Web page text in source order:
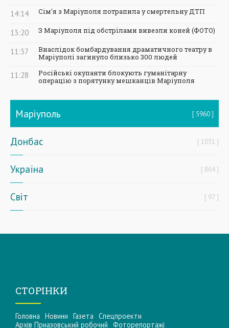
14:14 Сім'я з Маріуполя потрапила у смертельну ДТП
13:20 З Маріуполя під обстрілами вивезли коней (ФОТО)
11:37
Внаслідок бомбардування драматичного театру в
Маріуполі загинуло близько 300 людей
11:28
Російські окупанти блокують гуманітарну
операцію з порятунку мешканців Маріуполя
Маріуполь 5960
Донбас 1031
Україна 864
Світ 97
СТОРІНКИ
Головна Новини Газета Спецпроекти
Архів Приазовський робочий Фоторепортажі